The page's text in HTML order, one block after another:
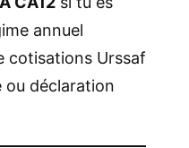
annuel
cotisations Urssaf
ou déclaration